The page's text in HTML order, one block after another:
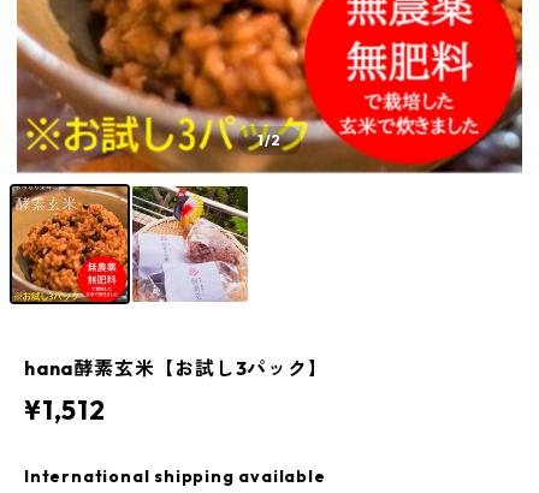
1/2
hana酵素玄米【お試し3パック】
¥1,512
International shipping available